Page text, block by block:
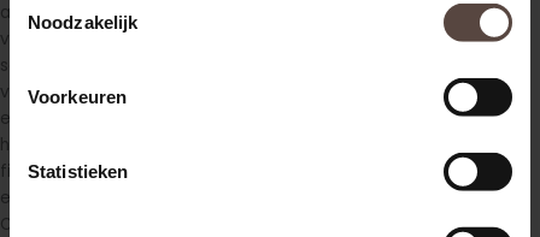
Noodzakelijk
Voorkeuren
Statistieken
advies waarbij wij optreden als uw belangenbehartiger. Op
voorhand kunnen we niet aangeven hoe lang dit
schaderegelingstraject gaat duren, omdat de zaak afhankelijk is
van een aantal factoren, zoals het bereiken van de medische
eindtoestand en de opstelling van de tegenpartij. Uiteraard
hoeft u niet tot de eindafwikkeling te wachten voordat u
financiële compensatie ontvangt. Als de aansprakelijkheid is
erkend, dan zullen wij direct een voorschot voor u aanvragen!
Ook de hoogte hiervan zullen wij direct tijdens de